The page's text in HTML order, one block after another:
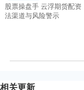
股票操盘手 云浮期货配资
法渠道与风险警示
相关更新